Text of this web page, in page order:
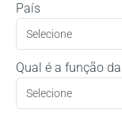
País
Qual é a função